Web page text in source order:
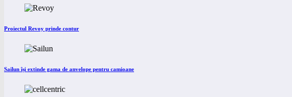
Proiectul Revoy prinde contur
Sailun își extinde gama de anvelope pentru camioane